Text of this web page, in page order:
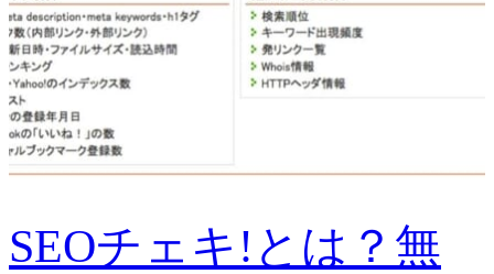
SEOチェキ!とは？無